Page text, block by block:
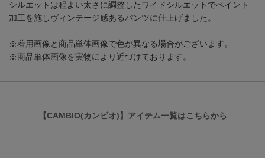
シルエットは程よい太さに調整したワイドシルエットでペイント
加工を施しヴィンテージ感あるパンツに仕上げました。
※着用画像と商品単体画像で色が異なる場合がございます。
※商品単体画像を実物により近づけております。
【CAMBIO(カンビオ)】アイテム一覧はこちらから